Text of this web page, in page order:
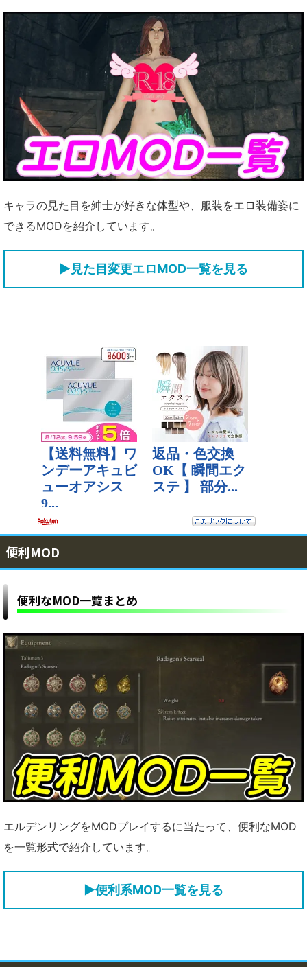
キャラの見た目を紳士が好きな体型や、服装をエロ装備姿に
できるMODを紹介しています。
▶見た目変更エロMOD一覧を見る
便利MOD
便利なMOD一覧まとめ
エルデンリングをMODプレイするに当たって、便利なMOD
を一覧形式で紹介しています。
▶便利系MOD一覧を見る